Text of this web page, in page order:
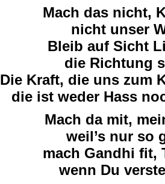
Mach das nicht,
nicht unser
Bleib auf Sicht
die Richtung
Die Kraft, die uns zum
die ist weder Hass
Mach da mit,
weil’s nur so
mach Gandhi fit,
wenn Du